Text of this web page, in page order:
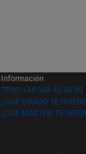
ventana)
ventana)
Información
TFNO +34 948 42 56 00
¿QUÉ GRADO TE
¿QUÉ MÁSTER TE